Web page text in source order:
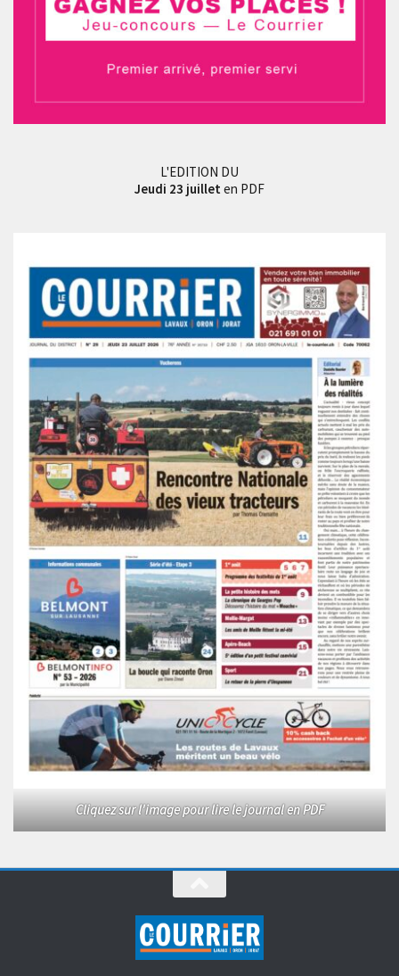
L'EDITION DU
Jeudi 23 juillet en PDF
Cliquez sur l'image pour lire le journal en PDF